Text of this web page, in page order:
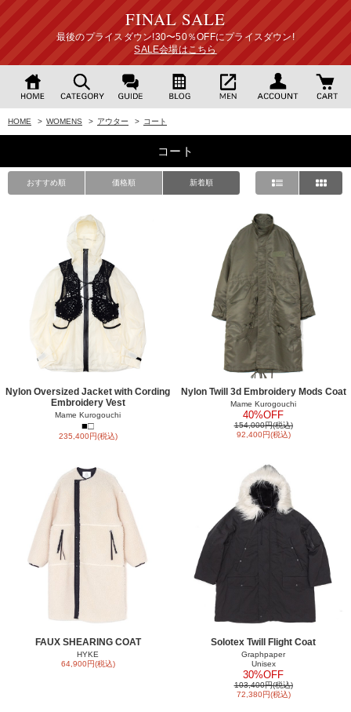
FINAL SALE
最後のプライスダウン!30〜50％OFFにプライスダウン!
SALE会場はこちら
HOME > WOMENS > アウター > コート
コート
おすすめ順 価格順 新着順
Nylon Oversized Jacket with Cording
Embroidery Vest
Mame Kurogouchi
■□
235,400円(税込)
Nylon Twill 3d Embroidery Mods Coat
Mame Kurogouchi
40%OFF
154,000円(税込)
92,400円(税込)
FAUX SHEARING COAT
HYKE
64,900円(税込)
Solotex Twill Flight Coat
Graphpaper
Unisex
30%OFF
103,400円(税込)
72,380円(税込)